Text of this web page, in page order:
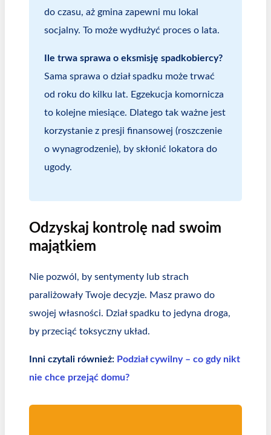
do czasu, aż gmina zapewni mu lokal
socjalny. To może wydłużyć proces o lata.
Ile trwa sprawa o eksmisję spadkobiercy?
Sama sprawa o dział spadku może trwać
od roku do kilku lat. Egzekucja komornicza
to kolejne miesiące. Dlatego tak ważne jest
korzystanie z presji finansowej (roszczenie
o wynagrodzenie), by skłonić lokatora do
ugody.
Odzyskaj kontrolę nad swoim
majątkiem
Nie pozwól, by sentymenty lub strach
paraliżowały Twoje decyzje. Masz prawo do
swojej własności. Dział spadku to jedyna droga,
by przeciąć toksyczny układ.
Inni czytali również: Podział cywilny – co gdy nikt
nie chce przejąć domu?